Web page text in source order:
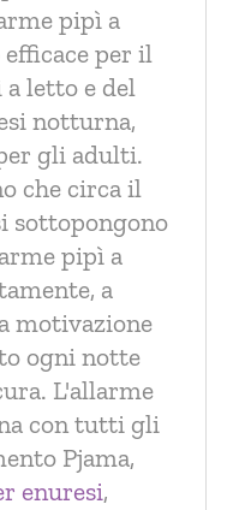
pipì a
per il
letto e del
notturna,
gli adulti.
che circa il
sottopongono
pipì a
a
motivazione
ogni notte
L'allarme
con tutti gli
Pjama,
enuresi,